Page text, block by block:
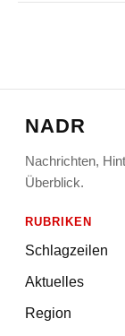
NADR
Nachrichten,
Überblick.
RUBRIKEN
Schlagzeilen
Aktuelles
Region